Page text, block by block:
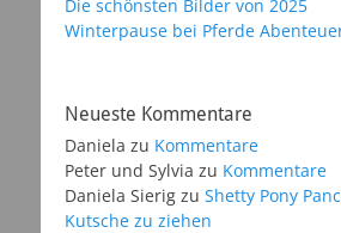
Die schönsten Bilder von 2025
Winterpause bei Pferde
Neueste Kommentare
Daniela zu Kommentare
Peter und Sylvia zu Kommentare
Daniela Sierig zu Shetty Pony
Kutsche zu ziehen